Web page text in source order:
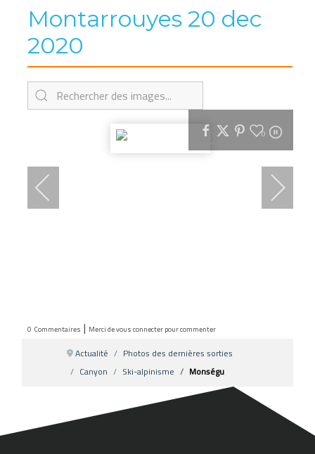
Montarrouyes 20 dec
2020
0
0 Commentaires | Merci de vous connecter pour commenter
Actualité
Photos des dernières sorties
Canyon
Ski-alpinisme Monségu